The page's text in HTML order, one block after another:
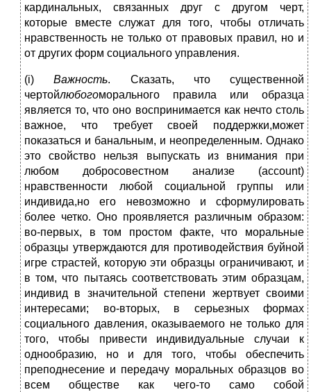
кардинальных, связанных друг с другом черт,
которые вместе служат для того, чтобы отличать
нравственность не только от правовых правил, но и
от других форм социального управления.
(i)Важность. Сказать, что существенной
чертойлюбогоморального правила или образца
является то, что оно воспринимается как нечто столь
важное, что требует своей поддержки,может
показаться и банальным, и неопределенным. Однако
это свойство нельзя выпускать из внимания при
любом добросовестном анализе (account)
нравственности любой социальной группы или
индивида,но его невозможно и сформулировать
более четко. Оно проявляется различным образом:
во-первых, в том простом факте, что моральные
образцы утверждаются для противодействия буйной
игре страстей, которую эти образцы ограничивают, и
в том, что пытаясь соответствовать этим образцам,
индивид в значительной степени жертвует своими
интересами; во-вторых, в серьезных формах
социального давления, оказываемого не только для
того, чтобы привести индивидуальные случаи к
однообразию, но и для того, чтобы обеспечить
преподнесение и передачу моральных образцов во
всем обществе как чего-то само собой